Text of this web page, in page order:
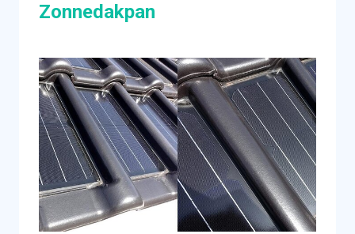
Financieringsmogelijkheden
Zonnedakpan